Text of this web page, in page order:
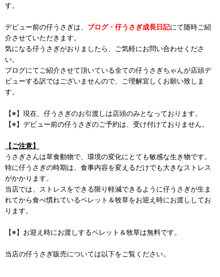
す。
デビュー前の仔うさぎは、 ブログ・仔うさぎ成長日記にて随時ご紹
介させていただきます。
気になる仔うさぎがおりましたら、ご気軽にお問い合わせくださ
い。
ブログにてご紹介させて頂いている全ての仔うさぎちゃんが店頭デ
ビューする訳ではございませんので、ご理解宜しくお願い致しま
す。
【※】現在、仔うさぎのお引渡しは店頭のみとなっております。
【※】デビュー前の仔うさぎのご予約は、受け付けておりません。
【ご注意】
うさぎさんは草食動物で、環境の変化にとても敏感な生き物です。
特に仔うさぎの時期は、食事内容を変えるだけでも大きなストレス
がかかります。
当店では、ストレスをできる限り軽減できるように仔うさぎが生ま
れてから食べ慣れているペレット＆牧草をお迎え時にお渡ししてお
ります。
【※】お迎え時にお渡しするペレット＆牧草は無料です。
当店の仔うさぎ販売については以下をご覧ください。